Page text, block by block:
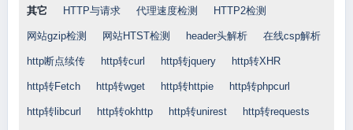
其它 HTTP与请求 代理速度检测 HTTP2检测
网站gzip检测 网站HTST检测 header头解析 在线csp解析
http断点续传 http转curl http转jquery http转XHR
http转Fetch http转wget http转httpie http转phpcurl
http转libcurl http转okhttp http转unirest http转requests